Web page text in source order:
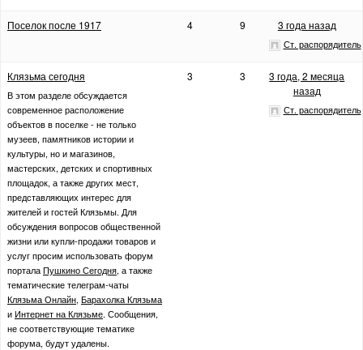
Поселок после 1917 4 9 3 года назад
Ст. распорядитель
Клязьма сегодня
В этом разделе обсуждается
современное расположение
объектов в поселке - не только
музеев, памятников истории и
культуры, но и магазинов,
мастерских, детских и спортивных
площадок, а также других мест,
представляющих интерес для
жителей и гостей Клязьмы. Для
обсуждения вопросов общественной
жизни или купли-продажи товаров и
услуг просим использовать форум
порталаПушкино Сегодня, а также
тематические телеграм-чаты
Клязьма Онлайн, Барахолка Клязьма
иИнтернет на Клязьме. Сообщения,
не соответствующие тематике
форума, будут удалены.
3 3
3 года, 2 месяца
назад
Ст. распорядитель